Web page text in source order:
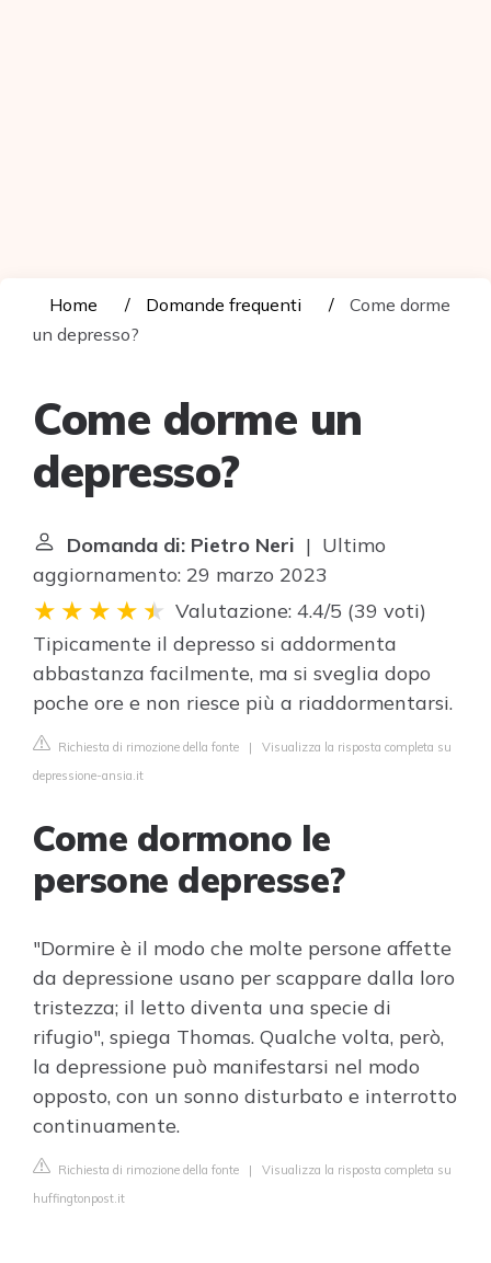
Home Domande frequenti
Come dorme
un depresso?
Come dorme un
depresso?
Domanda di: Pietro Neri | Ultimo
aggiornamento: 29 marzo 2023
Valutazione: 4.4/5 (39 voti)
Tipicamente il depresso si addormenta
abbastanza facilmente, ma si sveglia dopo
poche ore e non riesce più a riaddormentarsi.
Richiesta di rimozione della fonte | Visualizza la risposta completa su
depressione-ansia.it
Come dormono le
persone depresse?
"Dormire è il modo che molte persone affette
da depressione usano per scappare dalla loro
tristezza; il letto diventa una specie di
rifugio", spiega Thomas. Qualche volta, però,
la depressione può manifestarsi nel modo
opposto, con un sonno disturbato e interrotto
continuamente.
Richiesta di rimozione della fonte | Visualizza la risposta completa su
huffingtonpost.it